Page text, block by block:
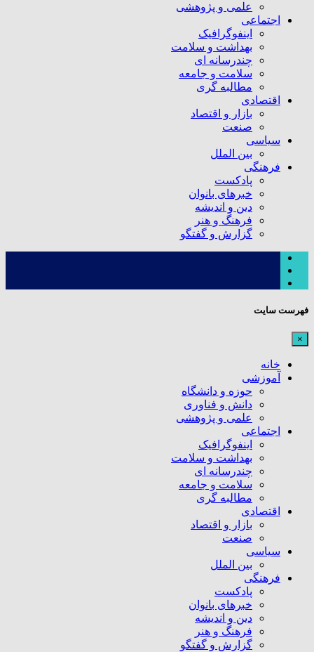
علمی و پژوهشی
اجتماعی
اینفوگرافیک
بهداشت و سلامت
چندرسانه ای
سلامت و جامعه
مطالبه گری
اقتصادی
بازار و اقتصاد
صنعت
سیاسی
بین الملل
فرهنگی
پادکست
خبرهای بانوان
دین و اندیشه
فرهنگ و هنر
گزارش و گفتگو
فهرست سایت
×
خانه
آموزشی
حوزه و دانشگاه
دانش و فناوری
علمی و پژوهشی
اجتماعی
اینفوگرافیک
بهداشت و سلامت
چندرسانه ای
سلامت و جامعه
مطالبه گری
اقتصادی
بازار و اقتصاد
صنعت
سیاسی
بین الملل
فرهنگی
پادکست
خبرهای بانوان
دین و اندیشه
فرهنگ و هنر
گزارش و گفتگو